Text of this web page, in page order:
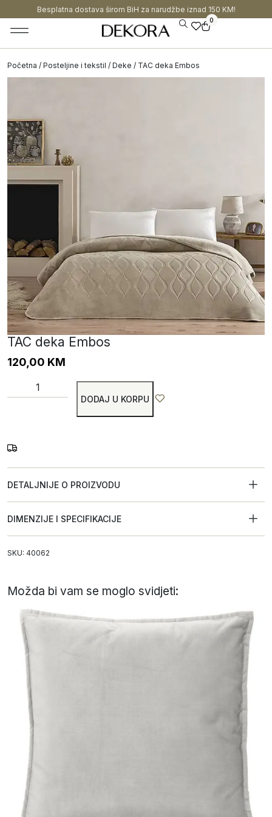
Besplatna dostava širom BiH za narudžbe iznad 150 KM!
0
Početna / Posteljine i tekstil / Deke / TAC deka Embos
TAC deka Embos
120,00 KM
DODAJ U KORPU
DETALJNIJE O PROIZVODU
DIMENZIJE I SPECIFIKACIJE
SKU: 40062
Možda bi vam se moglo svidjeti: